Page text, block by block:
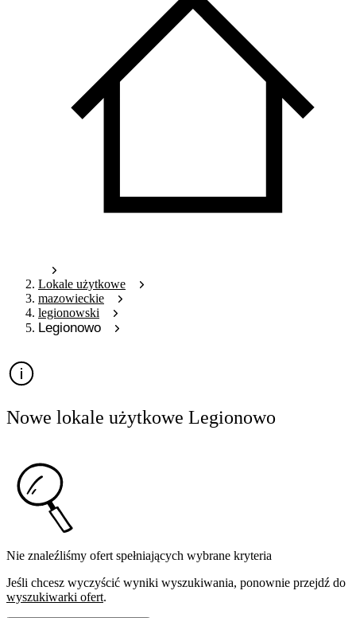
Lokale użytkowe
mazowieckie
legionowski
Legionowo
Nowe lokale użytkowe Legionowo
Nie znaleźliśmy ofert spełniających wybrane kryteria
Jeśli chcesz wyczyścić wyniki wyszukiwania, ponownie przejdź do
wyszukiwarki ofert.